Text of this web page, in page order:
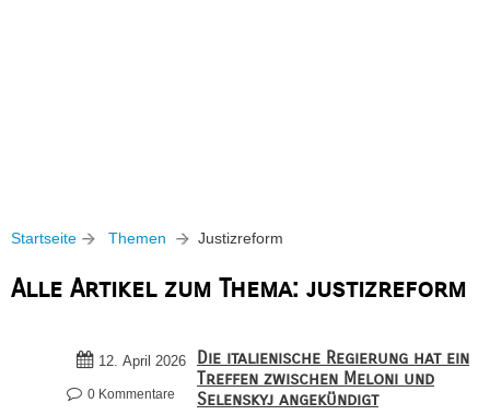
Startseite Themen Justizreform
Alle Artikel zum Thema: justizreform
12. April 2026
0 Kommentare
Die italienische Regierung hat ein
Treffen zwischen Meloni und
Selenskyj angekündigt